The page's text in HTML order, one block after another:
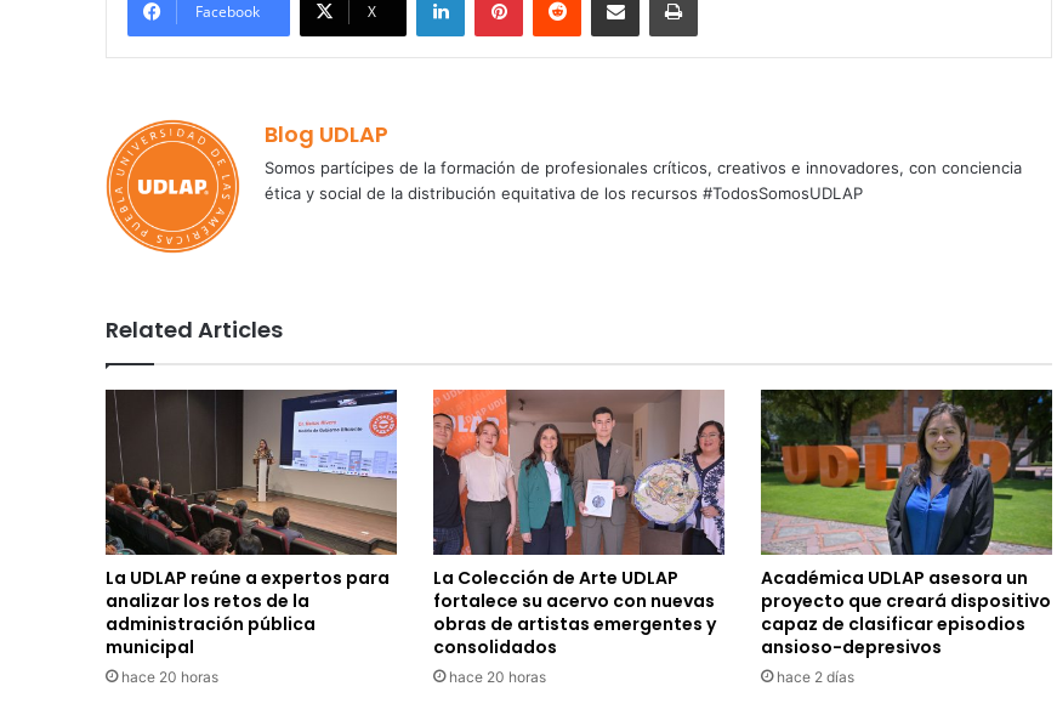
Facebook X
Blog UDLAP
Somos partícipes de la formación de profesionales críticos, creativos e innovadores, con conciencia
ética y social de la distribución equitativa de los recursos #TodosSomosUDLAP
Related Articles
La UDLAP reúne a expertos para
analizar los retos de la
administración pública
municipal
hace 20 horas
La Colección de Arte UDLAP
fortalece su acervo con nuevas
obras de artistas emergentes y
consolidados
hace 20 horas
Académica UDLAP asesora un
proyecto que creará dispositivo
capaz de clasificar episodios
ansioso-depresivos
hace 2 días